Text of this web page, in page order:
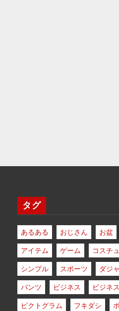
タグ
あるある おじさん お盆
アイテム
ゲーム コスチ
シンプル
スポーツ ダジ
パンツ
ビジネス ビジネ
ピクトグラム
フキダシ